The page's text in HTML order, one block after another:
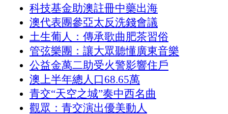
科技基金助澳註冊中藥出海
澳代表團參亞太反洗錢會議
土生葡人：傳承歌曲肥茶習俗
管弦樂團：讓大眾聽懂廣東音樂
公益金萬二助受火警影響住戶
澳上半年總人口68.65萬
青交“天空之城”奏中西名曲
觀眾：青交演出優美動人